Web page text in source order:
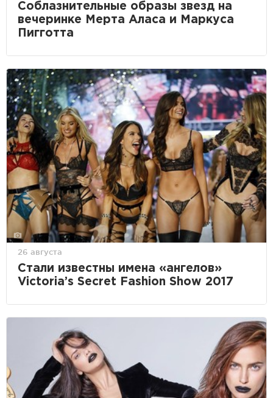
Соблазнительные образы звезд на
вечеринке Мерта Аласа и Маркуса
Пигготта
26 августа
Стали известны имена «ангелов»
Victoria’s Secret Fashion Show 2017